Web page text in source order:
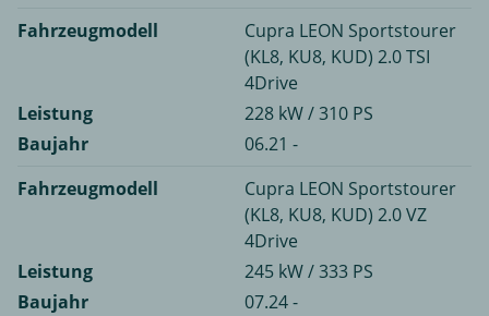
Fahrzeugmodell
Cupra LEON Sportstourer
(KL8, KU8, KUD) 2.0 TSI
4Drive
Leistung
228 kW / 310 PS
Baujahr
06.21 -
Fahrzeugmodell
Cupra LEON Sportstourer
(KL8, KU8, KUD) 2.0 VZ
4Drive
Leistung
245 kW / 333 PS
Baujahr
07.24 -